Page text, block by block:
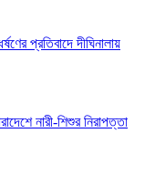
প্রতিবাদে দীঘিনালায়
নারী-শিশুর নিরাপত্তা